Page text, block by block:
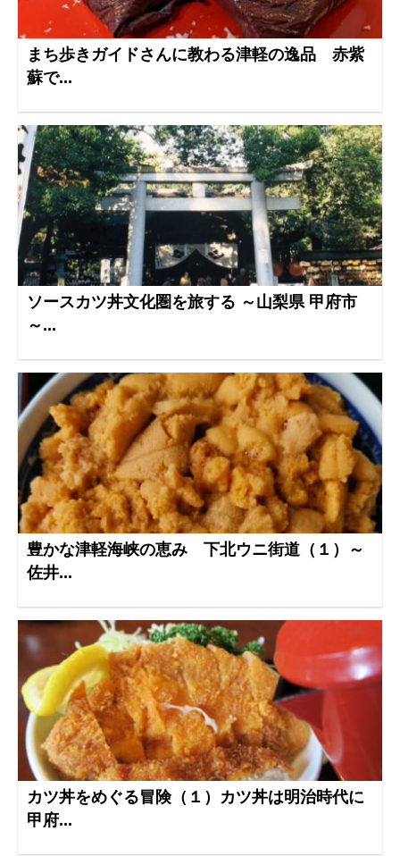
まち歩きガイドさんに教わる津軽の逸品 赤紫
蘇で...
ソースカツ丼文化圏を旅する ～山梨県 甲府市
～...
豊かな津軽海峡の恵み 下北ウニ街道（１）～
佐井...
カツ丼をめぐる冒険（１）カツ丼は明治時代に
甲府...